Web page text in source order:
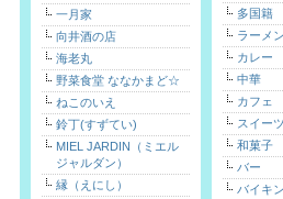
一月家
向井酒の店
海老丸
野菜食堂 ななかまど☆
ねこのいえ
鈴丁(すずてい)
MIEL JARDIN（ミエル
ジャルダン）
縁（えにし）
多国籍
ラーメン
カレー
中華
カフェ
スイーツ
和菓子
バー
バイキ